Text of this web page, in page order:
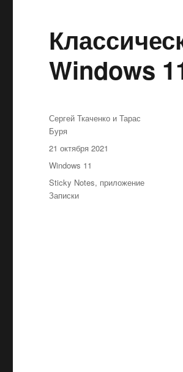
Windows
Автор
Сергей Ткаченко и Тарас
Буря
Опубликовано
21 октября 2021
Рубрики
Windows 11
Метки
Sticky Notes, приложение
Записки